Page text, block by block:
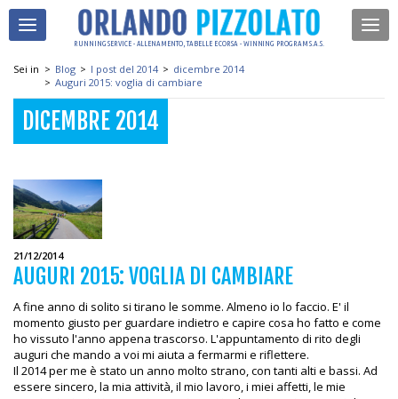
RUNNING SERVICE - ALLENAMENTO, TABELLE E CORSA - WINNING PROGRAM S.A.S.
Sei in > Blog > I post del 2014 > dicembre 2014
> Auguri 2015: voglia di cambiare
DICEMBRE 2014
21/12/2014
AUGURI 2015: VOGLIA DI CAMBIARE
A fine anno di solito si tirano le somme. Almeno io lo faccio. E' il
momento giusto per guardare indietro e capire cosa ho fatto e come
ho vissuto l'anno appena trascorso. L'appuntamento di rito degli
auguri che mando a voi mi aiuta a fermarmi e riflettere.
Il 2014 per me è stato un anno molto strano, con tanti alti e bassi. Ad
essere sincero, la mia attività, il mio lavoro, i miei affetti, le mie